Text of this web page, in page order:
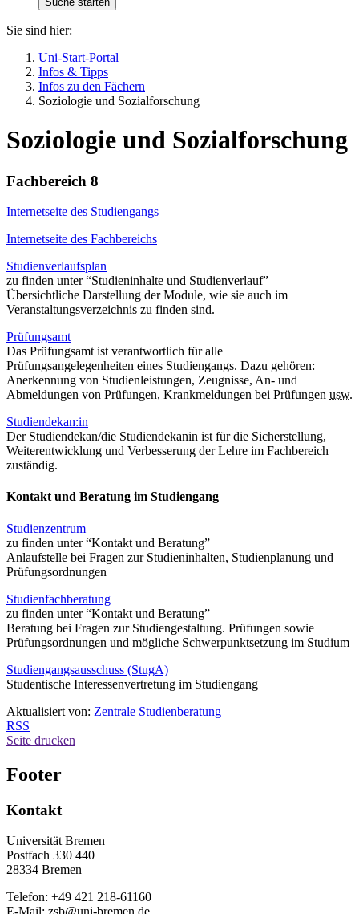
Sie sind hier:
Uni-Start-Portal
Infos & Tipps
Infos zu den Fächern
Soziologie und Sozialforschung
Soziologie und Sozialforschung
Fachbereich 8
Internetseite des Studiengangs
Internetseite des Fachbereichs
Studienverlaufsplan
zu finden unter “Studieninhalte und Studienverlauf”
Übersichtliche Darstellung der Module, wie sie auch im
Veranstaltungsverzeichnis zu finden sind.
Prüfungsamt
Das Prüfungsamt ist verantwortlich für alle
Prüfungsangelegenheiten eines Studiengangs. Dazu gehören:
Anerkennung von Studienleistungen, Zeugnisse, An- und
Abmeldungen von Prüfungen, Krankmeldungen bei Prüfungen usw.
Studiendekan:in
Der Studiendekan/die Studiendekanin ist für die Sicherstellung,
Weiterentwicklung und Verbesserung der Lehre im Fachbereich
zuständig.
Kontakt und Beratung im Studiengang
Studienzentrum
zu finden unter “Kontakt und Beratung”
Anlaufstelle bei Fragen zur Studieninhalten, Studienplanung und
Prüfungsordnungen
Studienfachberatung
zu finden unter “Kontakt und Beratung”
Beratung bei Fragen zur Studiengestaltung. Prüfungen sowie
Prüfungsordnungen und mögliche Schwerpunktsetzung im Studium
Studiengangsausschuss (StugA)
Studentische Interessenvertretung im Studiengang
Aktualisiert von: Zentrale Studienberatung
RSS
Seite drucken
Footer
Kontakt
Universität Bremen
Postfach 330 440
28334 Bremen
Telefon: +49 421 218-61160